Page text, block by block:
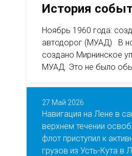
История
Ноябрь 1960 года:
автодорог (МУАД) В
создано Мирнинское
МУАД. Это не было
27 Май 2026
Навигация на Лене в
верхнем течении
флот приступил к
грузов из Усть-Кута в